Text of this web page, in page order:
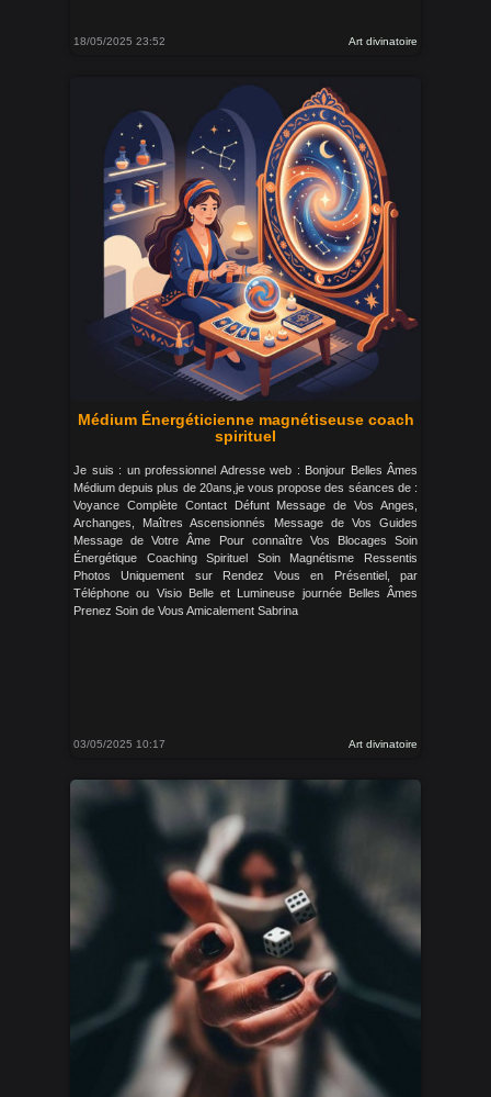
18/05/2025 23:52 Art divinatoire
Médium Énergéticienne magnétiseuse coach
spirituel
Je suis : un professionnel Adresse web : Bonjour Belles Âmes
Médium depuis plus de 20ans,je vous propose des séances de :
Voyance Complète Contact Défunt Message de Vos Anges,
Archanges, Maîtres Ascensionnés Message de Vos Guides
Message de Votre Âme Pour connaître Vos Blocages Soin
Énergétique Coaching Spirituel Soin Magnétisme Ressentis
Photos Uniquement sur Rendez Vous en Présentiel, par
Téléphone ou Visio Belle et Lumineuse journée Belles Âmes
Prenez Soin de Vous Amicalement Sabrina
03/05/2025 10:17 Art divinatoire